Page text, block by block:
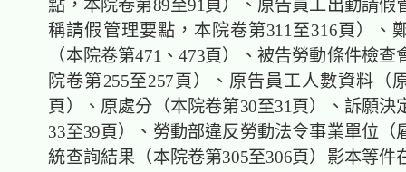
點，本院卷第89至91頁）、原告員工出勤請假
稱請假管理要點，本院卷第311至316頁）、
（本院卷第471、473頁）、被告勞動條件檢查
院卷第255至257頁）、原告員工人數資料（
頁）、原處分（本院卷第30至31頁）、訴願決
33至39頁）、勞動部違反勞動法令事業單位（
統查詢結果（本院卷第305至306頁）影本等件